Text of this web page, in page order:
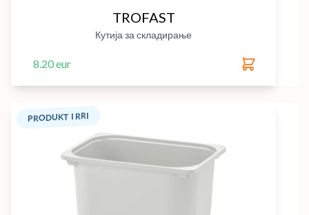
TROFAST
Кутија за складирање
8.20 eur
PRODUKT I RRI